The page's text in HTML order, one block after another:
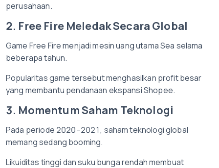
perusahaan.
2. Free Fire Meledak Secara Global
Game Free Fire menjadi mesin uang utama Sea selama
beberapa tahun.
Popularitas game tersebut menghasilkan profit besar
yang membantu pendanaan ekspansi Shopee.
3. Momentum Saham Teknologi
Pada periode 2020–2021, saham teknologi global
memang sedang booming.
Likuiditas tinggi dan suku bunga rendah membuat